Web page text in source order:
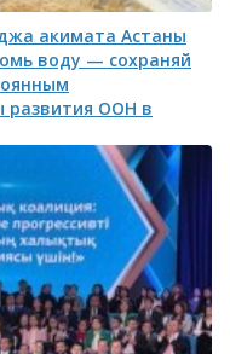
акимата Астаны
воду — сохраняй
развития ООН в